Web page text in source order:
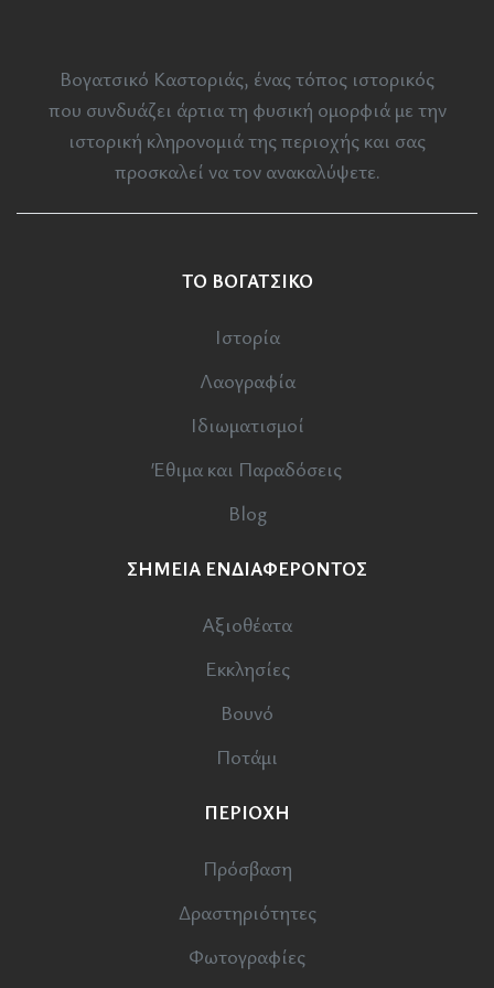
Βογατσικό Καστοριάς, ένας τόπος ιστορικός
που συνδυάζει άρτια τη φυσική ομορφιά με την
ιστορική κληρονομιά της περιοχής και σας
προσκαλεί να τον ανακαλύψετε.
ΤΟ ΒΟΓΑΤΣΙΚΟ
Ιστορία
Λαογραφία
Ιδιωματισμοί
Έθιμα και Παραδόσεις
Blog
ΣΗΜΕΙΑ ΕΝΔΙΑΦΕΡΟΝΤΟΣ
Αξιοθέατα
Εκκλησίες
Βουνό
Ποτάμι
ΠΕΡΙΟΧΗ
Πρόσβαση
Δραστηριότητες
Φωτογραφίες